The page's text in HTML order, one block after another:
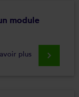
module
plus keyboard_arrow_right